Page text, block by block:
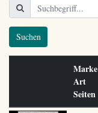
Suchen
Marke
Art
Seiten